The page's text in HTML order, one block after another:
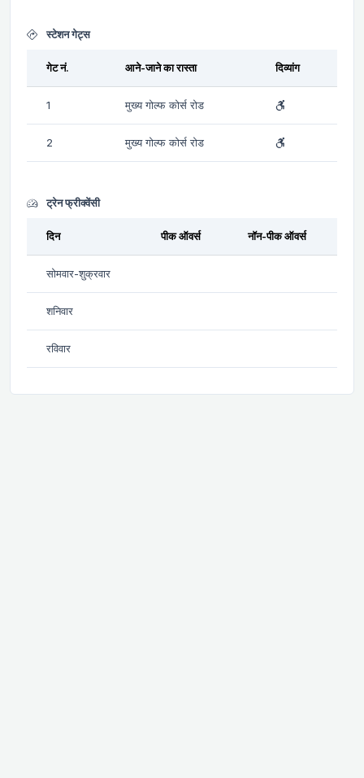
स्टेशन गेट्स
गेट नं. आने-जाने का रास्ता दिव्यांग
1 मुख्य गोल्फ कोर्स रोड
2 मुख्य गोल्फ कोर्स रोड
ट्रेन फ्रीक्वेंसी
दिन पीक ऑवर्स नॉन-पीक ऑवर्स
सोमवार-शुक्रवार
शनिवार
रविवार